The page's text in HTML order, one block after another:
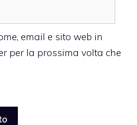
email e sito web in
per la prossima volta che